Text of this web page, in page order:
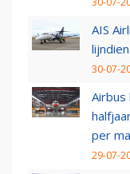
AIS
30-07-
per
29-07-